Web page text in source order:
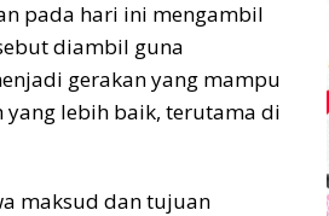
pada hari ini mengambil
diambil guna
gerakan yang mampu
lebih baik, terutama di
maksud dan tujuan